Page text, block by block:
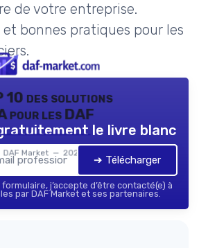
de votre entreprise.
et bonnes pratiques pour les
10 des solutions
pour les DAF
DAF Market — 2026
le livre blanc
➔ Télécharger
j’accepte d’être contacté(e) à
par DAF Market et ses partenaires.